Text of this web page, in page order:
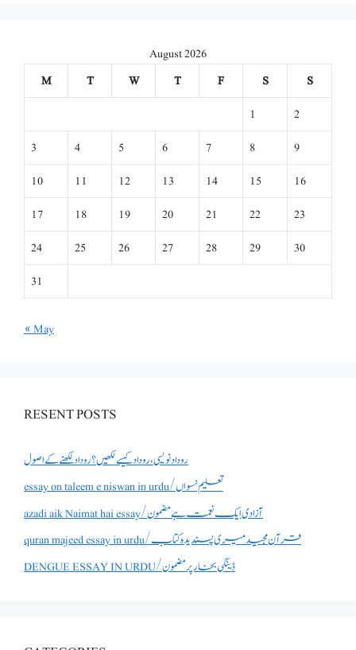
August 2026
M
T W T F S
S
1
2
3
4 5 6 7 8
9
10
11 12 13 14 15
16
17
18 19 20 21 22
23
24
25 26 27 28 29
30
31
« May
RESENT POSTS
روداد نویسی ،روداد کیسے لکھیں؟ روداد لکھنے کے اصول
essay on taleem e niswan in urdu/تعلیم نسواں
azadi aik Naimat hai essay/آزادی ایک نعمت ہے مضمون
quran majeed essay in urdu/قرآن مجید میری پسندیدہ کتاب
DENGUE ESSAY IN URDU/ڈینگی بخار پر مضمون